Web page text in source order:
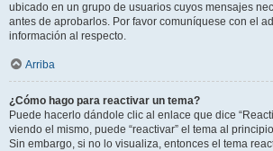
ubicado en un grupo de usuarios cuyos mensajes
antes de aprobarlos. Por favor comuníquese con el
información al respecto.
Arriba
¿Cómo hago para reactivar un tema?
Puede hacerlo dándole clic al enlace que dice
viendo el mismo, puede “reactivar” el tema al
Sin embargo, si no lo visualiza, entonces el tema